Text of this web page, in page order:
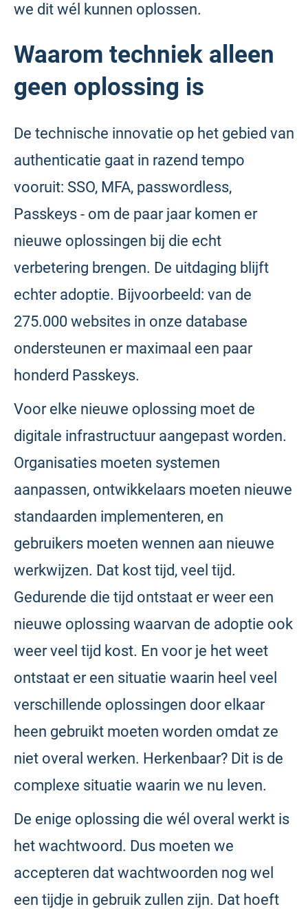
we dit wél kunnen oplossen.
Waarom techniek alleen
geen oplossing is
De technische innovatie op het gebied van
authenticatie gaat in razend tempo
vooruit: SSO, MFA, passwordless,
Passkeys - om de paar jaar komen er
nieuwe oplossingen bij die echt
verbetering brengen. De uitdaging blijft
echter adoptie. Bijvoorbeeld: van de
275.000 websites in onze database
ondersteunen er maximaal een paar
honderd Passkeys.
Voor elke nieuwe oplossing moet de
digitale infrastructuur aangepast worden.
Organisaties moeten systemen
aanpassen, ontwikkelaars moeten nieuwe
standaarden implementeren, en
gebruikers moeten wennen aan nieuwe
werkwijzen. Dat kost tijd, veel tijd.
Gedurende die tijd ontstaat er weer een
nieuwe oplossing waarvan de adoptie ook
weer veel tijd kost. En voor je het weet
ontstaat er een situatie waarin heel veel
verschillende oplossingen door elkaar
heen gebruikt moeten worden omdat ze
niet overal werken. Herkenbaar? Dit is de
complexe situatie waarin we nu leven.
De enige oplossing die wél overal werkt is
het wachtwoord. Dus moeten we
accepteren dat wachtwoorden nog wel
een tijdje in gebruik zullen zijn. Dat hoeft